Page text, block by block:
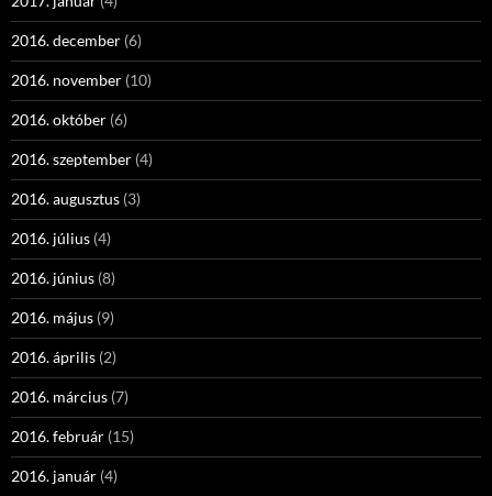
2016. december (6)
2016. november (10)
2016. október (6)
2016. szeptember (4)
2016. augusztus (3)
2016. július (4)
2016. június (8)
2016. május (9)
2016. április (2)
2016. március (7)
2016. február (15)
2016. január (4)